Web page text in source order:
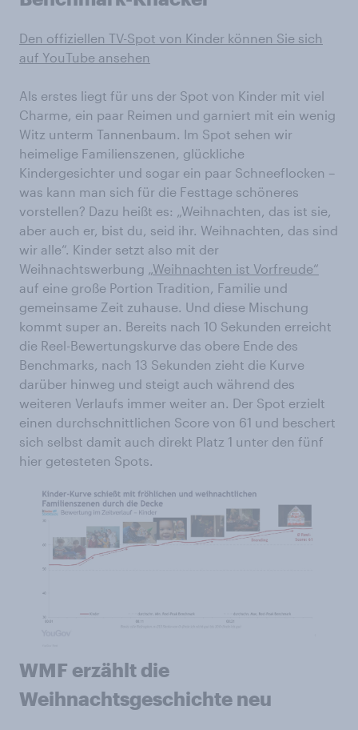
Den offiziellen TV-Spot von Kinder können Sie sich
auf YouTube ansehen
Als erstes liegt für uns der Spot von Kinder mit viel
Charme, ein paar Reimen und garniert mit ein wenig
Witz unterm Tannenbaum. Im Spot sehen wir
heimelige Familienszenen, glückliche
Kindergesichter und sogar ein paar Schneeflocken –
was kann man sich für die Festtage schöneres
vorstellen? Dazu heißt es: „Weihnachten, das ist sie,
aber auch er, bist du, seid ihr. Weihnachten, das sind
wir alle“. Kinder setzt also mit der
Weihnachtswerbung „Weihnachten ist Vorfreude“
auf eine große Portion Tradition, Familie und
gemeinsame Zeit zuhause. Und diese Mischung
kommt super an. Bereits nach 10 Sekunden erreicht
die Reel-Bewertungskurve das obere Ende des
Benchmarks, nach 13 Sekunden zieht die Kurve
darüber hinweg und steigt auch während des
weiteren Verlaufs immer weiter an. Der Spot erzielt
einen durchschnittlichen Score von 61 und beschert
sich selbst damit auch direkt Platz 1 unter den fünf
hier getesteten Spots.
WMF erzählt die
Weihnachtsgeschichte neu